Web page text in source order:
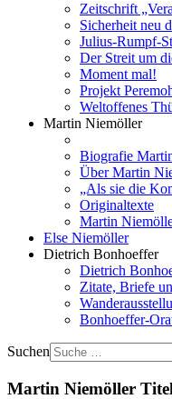
Zeitschrift
Sicherheit neu
Julius-Rumpf-
Der Streit um
Moment mal!
Projekt
Weltoffenes
Martin Niemöller
Biografie
Über Martin
„Als sie die
Originaltexte
Martin
Else Niemöller
Dietrich Bonhoeffer
Dietrich
Zitate, Briefe
Bonhoeffer-
Suchen
Martin Niemöller